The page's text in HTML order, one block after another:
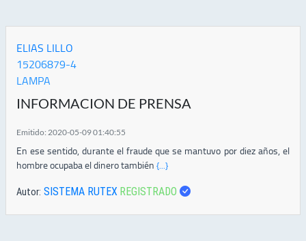
ELIAS LILLO
15206879-4
LAMPA
INFORMACION DE PRENSA
Emitido: 2020-05-09 01:40:55
En ese sentido, durante el fraude que se mantuvo por diez años, el
hombre ocupaba el dinero también {...}
Autor: SISTEMA RUTEX REGISTRADO